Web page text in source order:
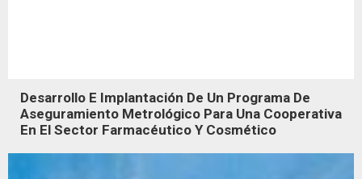
Desarrollo E Implantación De Un Programa De
Aseguramiento Metrológico Para Una Cooperativa
En El Sector Farmacéutico Y Cosmético